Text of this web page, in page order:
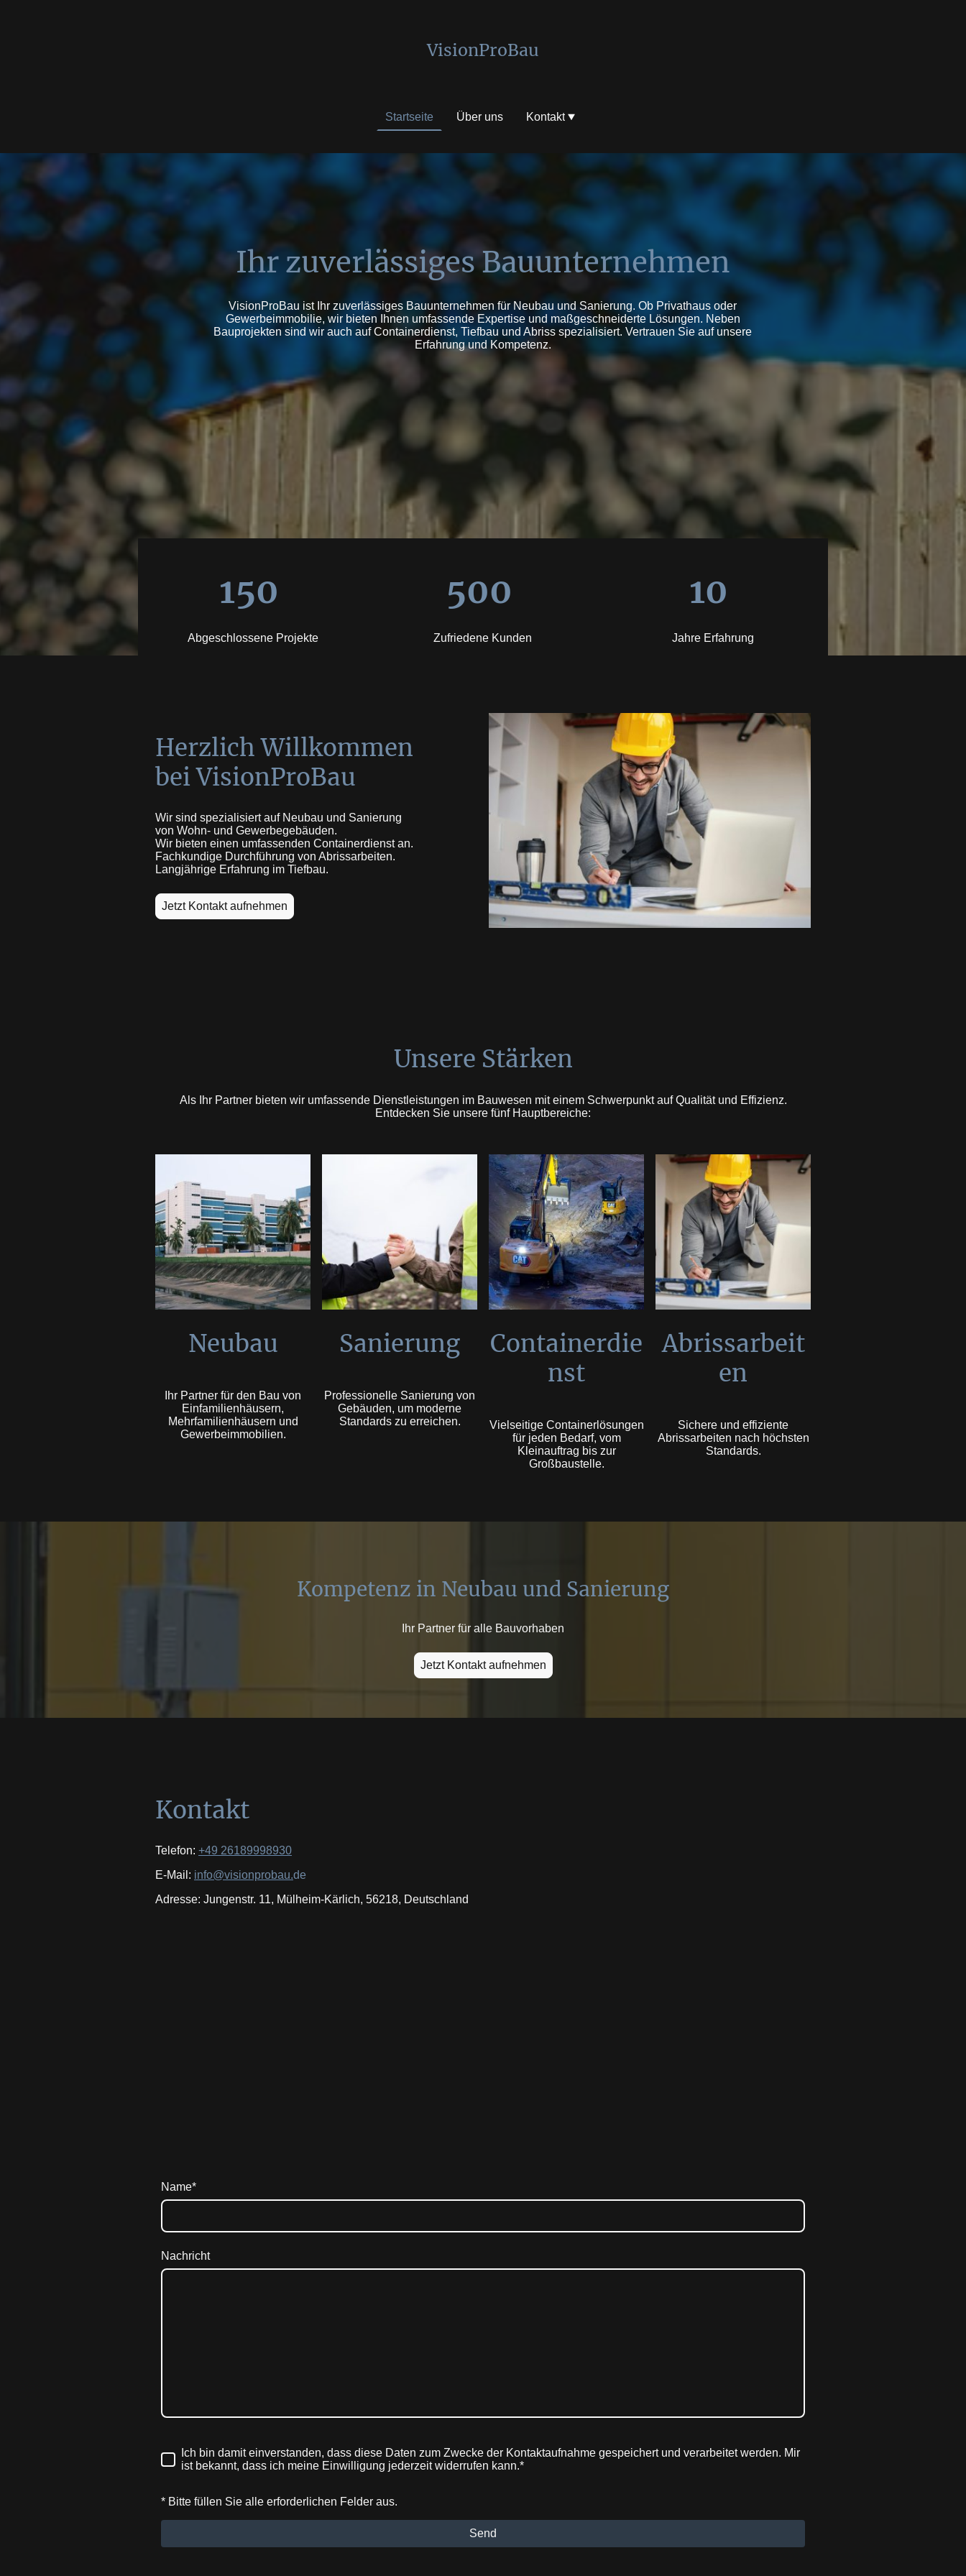
VisionProBau
Startseite Über uns Kontakt
Ihr zuverlässiges Bauunternehmen
VisionProBau ist Ihr zuverlässiges Bauunternehmen für Neubau und Sanierung. Ob Privathaus oder
Gewerbeimmobilie, wir bieten Ihnen umfassende Expertise und maßgeschneiderte Lösungen. Neben
Bauprojekten sind wir auch auf Containerdienst, Tiefbau und Abriss spezialisiert. Vertrauen Sie auf unsere
Erfahrung und Kompetenz.
150
Abgeschlossene Projekte
500
Zufriedene Kunden
10
Jahre Erfahrung
Herzlich Willkommen
bei VisionProBau
Wir sind spezialisiert auf Neubau und Sanierung
von Wohn- und Gewerbegebäuden.
Wir bieten einen umfassenden Containerdienst an.
Fachkundige Durchführung von Abrissarbeiten.
Langjährige Erfahrung im Tiefbau.
Jetzt Kontakt aufnehmen
Unsere Stärken
Als Ihr Partner bieten wir umfassende Dienstleistungen im Bauwesen mit einem Schwerpunkt auf Qualität und Effizienz.
Entdecken Sie unsere fünf Hauptbereiche:
Neubau
Ihr Partner für den Bau von
Einfamilienhäusern,
Mehrfamilienhäusern und
Gewerbeimmobilien.
Sanierung
Professionelle Sanierung von
Gebäuden, um moderne
Standards zu erreichen.
Containerdie
nst
Vielseitige Containerlösungen
für jeden Bedarf, vom
Kleinauftrag bis zur
Großbaustelle.
Abrissarbeit
en
Sichere und effiziente
Abrissarbeiten nach höchsten
Standards.
Kompetenz in Neubau und Sanierung
Ihr Partner für alle Bauvorhaben
Jetzt Kontakt aufnehmen
Kontakt
Telefon: +49 26189998930
E-Mail: info@visionprobau.de
Adresse: Jungenstr. 11, Mülheim-Kärlich, 56218, Deutschland
Name*
Nachricht
Ich bin damit einverstanden, dass diese Daten zum Zwecke der Kontaktaufnahme gespeichert und verarbeitet werden. Mir
ist bekannt, dass ich meine Einwilligung jederzeit widerrufen kann.*
* Bitte füllen Sie alle erforderlichen Felder aus.
Send